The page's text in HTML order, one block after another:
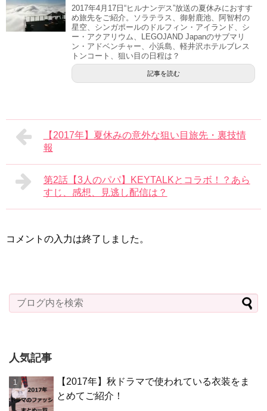
2017年4月17日“ヒルナンデス”放送の夏休みにおすす
め旅先をご紹介。ソラテラス、御射鹿池、阿智村の
星空、シンガポールのドルフィン・アイランド、シ
ー・アクアリウム、LEGOJAND Japanのサブマリ
ン・アドベンチャー、小浜島、軽井沢ホテルブレス
トンコート、狙い目の日程は？
記事を読む
【2017年】夏休みの意外な狙い目旅先・裏技情
報
第2話【3人のパパ】KEYTALKとコラボ！？あら
すじ、感想、見逃し配信は？
コメントの入力は終了しました。
人気記事
【2017年】秋ドラマで使われている衣装をま
とめてご紹介！